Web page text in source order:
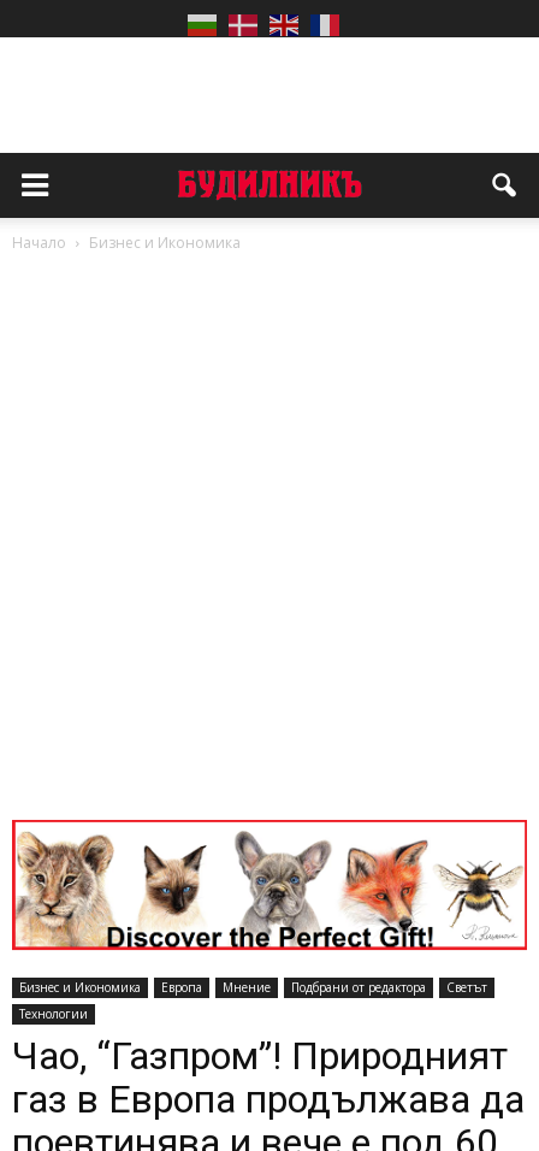
Начало Бизнес и Икономика
Бизнес и Икономика Европа Мнение Подбрани от редактора
Светът
Технологии
Чао, “Газпром”! Природният
газ в Европа продължава да